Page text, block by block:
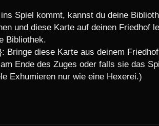
Spiel kommt, kannst du deine
und diese Karte auf deinen Friedhof
Bibliothek.
Bringe diese Karte aus deinem
Ende des Zuges oder falls sie das
Exhumieren nur wie eine Hexerei.)